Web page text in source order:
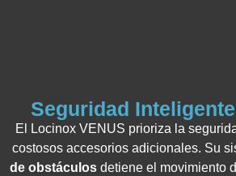
Seguridad
El Locinox VENUS prioriza la
costosos accesorios adicionales. Su
de obstáculos detiene el movimiento